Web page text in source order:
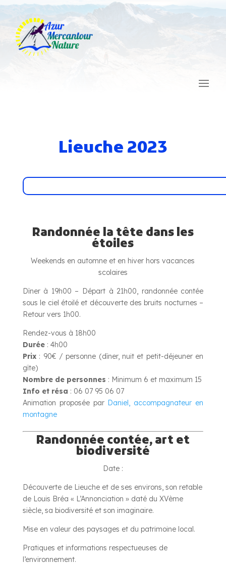
Lieuche 2023
Randonnée la tête dans les
étoiles
Weekends en automne et en hiver hors vacances
scolaires
Dîner à 19h00 – Départ à 21h00, randonnée contée
sous le ciel étoilé et découverte des bruits nocturnes –
Retour vers 1h00.
Rendez-vous à 18h00
Durée: 4h00
Prix: 90€ / personne (dîner, nuit et petit-déjeuner en
gîte)
Nombre de personnes : Minimum 6 et maximum 15
Info et résa : 06 07 95 06 07
Animation proposée parDaniel, accompagnateur en
montagne
Randonnée contée, art et
biodiversité
Date :
Découverte de Lieuche et de ses environs, son retable
de Louis Bréa « L’Annonciation » daté du XVème
siècle, sa biodiversité et son imaginaire.
Mise en valeur des paysages et du patrimoine local.
Pratiques et informations respectueuses de
l’environnement.